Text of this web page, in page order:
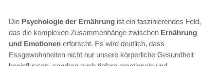
Die Psychologie der Ernährung ist ein faszinierendes Feld,
das die komplexen Zusammenhänge zwischen Ernährung
und Emotionen erforscht. Es wird deutlich, dass
Essgewohnheiten nicht nur unsere körperliche Gesundheit